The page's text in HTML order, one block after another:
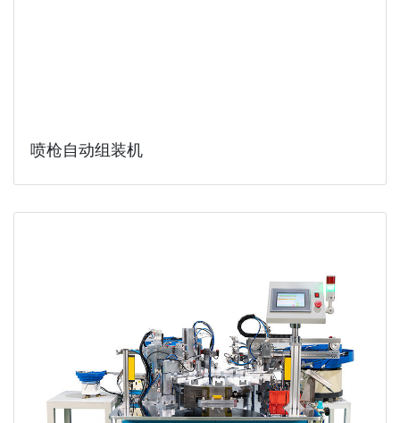
喷枪自动组装机